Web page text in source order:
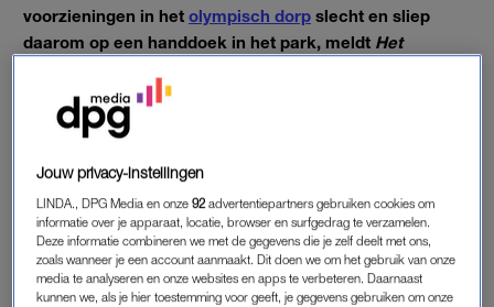
voorzieningen in het olympisch dorp slecht en sliep
daarom op een handdoek in het park, meldt Het
Vorige week won Ceccon nog olympisch goud op de 100
meter rugslag in Parijs.
OLYMPISCH DORP
De Saudische roeier Husein Alireza was maar wat verbaasd
toen hij zijn collega-atleet ineens in het park nabij zijn
accommodatie zag liggen slapen. Op de Italiaanse zenderRai
Jouw privacy-instellingen
LINDA., DPG Media en onze92 advertentiepartners gebruiken cookies om
informatie over je apparaat, locatie, browser en surfgedrag te verzamelen.
Deze informatie combineren we met de gegevens die je zelf deelt met ons,
zoals wanneer je een account aanmaakt. Dit doen we om het gebruik van onze
media te analyseren en onze websites en apps te verbeteren. Daarnaast
kunnen we, als je hier toestemming voor geeft, je gegevens gebruiken om onze